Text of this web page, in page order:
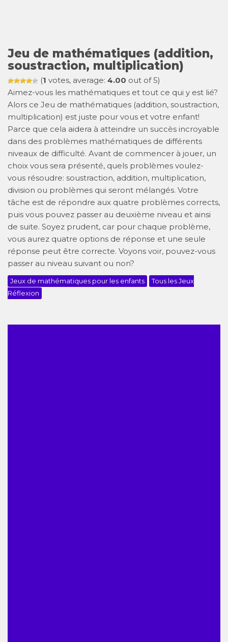
Jeu de mathématiques (addition,
soustraction, multiplication)
(1 votes, average: 4.00 out of 5)
Aimez-vous les mathématiques et tout ce qui y est lié?
Alors ce Jeu de mathématiques (addition, soustraction,
multiplication) est juste pour vous et votre enfant!
Parce que cela aidera à atteindre un succès incroyable
dans des problèmes mathématiques de différents
niveaux de difficulté. Avant de commencer à jouer, un
choix vous sera présenté, quels problèmes voulez-
vous résoudre: soustraction, addition, multiplication,
division ou problèmes qui seront mélangés. Votre
tâche est de répondre aux quatre problèmes corrects,
puis vous pouvez passer au deuxième niveau et ainsi
de suite. Soyez prudent, car pour chaque problème,
vous aurez quatre options de réponse et une seule
réponse peut être correcte. Voyons voir, pouvez-vous
passer au niveau suivant ou non?
Jeux de mathématiques pour les enfants
Tous les Jeux
Réflexion